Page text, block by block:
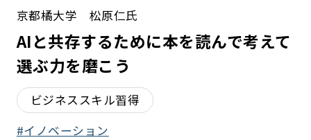
AIと共存するために本を読んで考えて
選ぶ力を磨こう
京都橘大学 松原仁氏
ビジネススキル習得
イノベーション